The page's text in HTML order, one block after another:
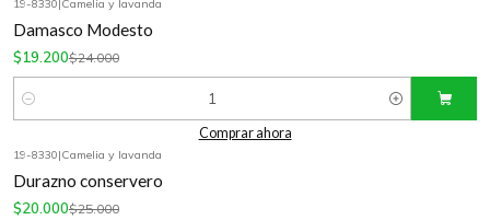
19-8330|Camelia y lavanda
Damasco Modesto
$19.200$24.000
Cantidad
Comprar ahora
19-8330|Camelia y lavanda
Durazno conservero
$20.000$25.000